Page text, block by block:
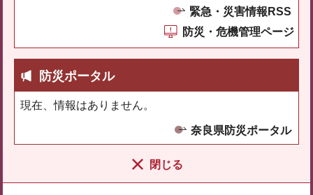
緊急・災害情報RSS
防災・危機管理ページ
防災ポータル
現在、情報はありません。
奈良県防災ポータル
閉じる